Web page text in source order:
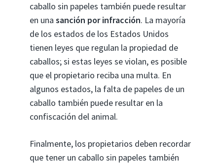
caballo sin papeles también puede resultar
en una sanción por infracción. La mayoría
de los estados de los Estados Unidos
tienen leyes que regulan la propiedad de
caballos; si estas leyes se violan, es posible
que el propietario reciba una multa. En
algunos estados, la falta de papeles de un
caballo también puede resultar en la
confiscación del animal.
Finalmente, los propietarios deben recordar
que tener un caballo sin papeles también